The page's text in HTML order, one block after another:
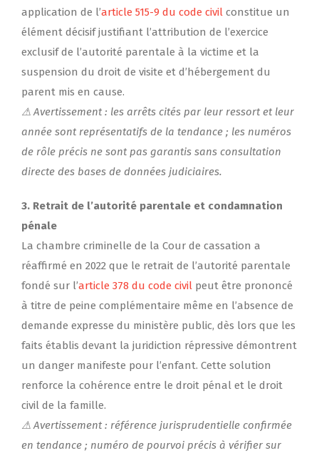
application de l’article 515-9 du code civil constitue un
élément décisif justifiant l’attribution de l’exercice
exclusif de l’autorité parentale à la victime et la
suspension du droit de visite et d’hébergement du
parent mis en cause.
⚠ Avertissement : les arrêts cités par leur ressort et leur
année sont représentatifs de la tendance ; les numéros
de rôle précis ne sont pas garantis sans consultation
directe des bases de données judiciaires.
3. Retrait de l’autorité parentale et condamnation
pénale
La chambre criminelle de la Cour de cassation a
réaffirmé en 2022 que le retrait de l’autorité parentale
fondé sur l’article 378 du code civil peut être prononcé
à titre de peine complémentaire même en l’absence de
demande expresse du ministère public, dès lors que les
faits établis devant la juridiction répressive démontrent
un danger manifeste pour l’enfant. Cette solution
renforce la cohérence entre le droit pénal et le droit
civil de la famille.
⚠ Avertissement : référence jurisprudentielle confirmée
en tendance ; numéro de pourvoi précis à vérifier sur